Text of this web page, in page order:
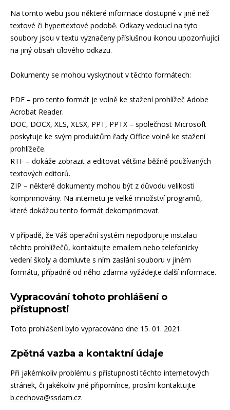
Na tomto webu jsou některé informace dostupné v jiné než
textové či hypertextové podobě. Odkazy vedoucí na tyto
soubory jsou v textu vyznačeny příslušnou ikonou upozorňující
na jiný obsah cílového odkazu.
Dokumenty se mohou vyskytnout v těchto formátech:
PDF – pro tento formát je volně ke stažení prohlížeč Adobe
Acrobat Reader.
DOC, DOCX, XLS, XLSX, PPT, PPTX – společnost Microsoft
poskytuje ke svým produktům řady Office volně ke stažení
prohlížeče.
RTF – dokáže zobrazit a editovat většina běžně používaných
textových editorů.
ZIP – některé dokumenty mohou být z důvodu velikosti
komprimovány. Na internetu je velké množství programů,
které dokážou tento formát dekomprimovat.
V případě, že Váš operační systém nepodporuje instalaci
těchto prohlížečů, kontaktujte emailem nebo telefonicky
vedení školy a domluvte s ním zaslání souboru v jiném
formátu, případně od něho zdarma vyžádejte další informace.
Vypracování tohoto prohlášení o
přístupnosti
Toto prohlášení bylo vypracováno dne 15. 01. 2021.
Zpětná vazba a kontaktní údaje
Při jakémkoliv problému s přístupností těchto internetových
stránek, či jakékoliv jiné připomínce, prosím kontaktujte
b.cechova@ssdam.cz​.